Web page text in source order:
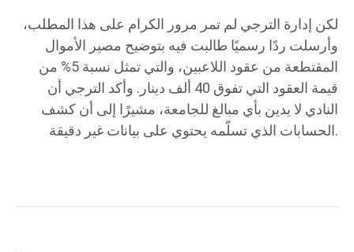
لكن إدارة الترجي لم تمر مرور الكرام على هذا المطلب،
وأرسلت ردًا رسميًا طالبت فيه بتوضيح مصير الأموال
المقتطعة من عقود اللاعبين، والتي تمثل نسبة 5% من
قيمة العقود التي تفوق 40 ألف دينار. وأكد الترجي أن
النادي لا يدين بأي مبالغ للجامعة، مشيرًا إلى أن كشف
الحسابات الذي تسلّمه يحتوي على بيانات غير دقيقة.